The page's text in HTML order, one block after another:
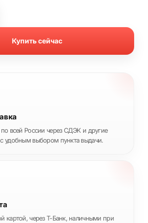
Купить сейчас
по всей России через СДЭК и другие
удобным выбором пункта выдачи.
картой, через Т-Банк, наличными при